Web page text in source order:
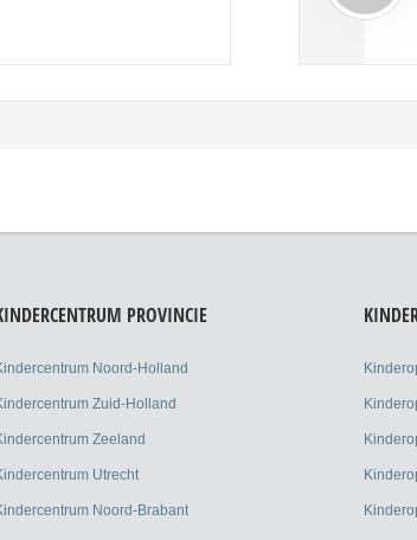
reprehenderit in voluptte velit. Lorem ipsum dolor sit amet,
irure dolor in reprehenderit in voluptate velit.Lorem ipsum
PROVINCIE
Noord-Holland
Zuid-Holland
Zeeland
Utrecht
Noord-Brabant